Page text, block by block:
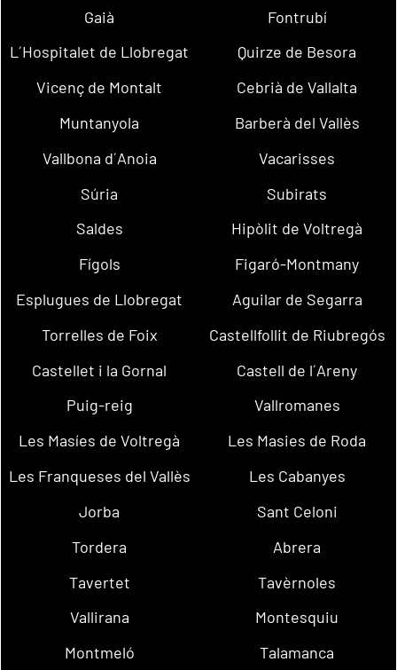
Gaià
Fontrubí
L´Hospitalet de Llobregat
Quirze de Besora
Vicenç de Montalt
Cebrià de Vallalta
Muntanyola
Barberà del Vallès
Vallbona d´Anoia
Vacarisses
Súria
Subirats
Saldes
Hipòlit de Voltregà
Fígols
Figaró-Montmany
Esplugues de Llobregat
Aguilar de Segarra
Torrelles de Foix
Castellfollit de Riubregós
Castellet i la Gornal
Castell de l´Areny
Puig-reig
Vallromanes
Les Masíes de Voltregà
Les Masies de Roda
Les Franqueses del Vallès
Les Cabanyes
Jorba
Sant Celoni
Tordera
Abrera
Tavertet
Tavèrnoles
Vallirana
Montesquiu
Montmeló
Talamanca